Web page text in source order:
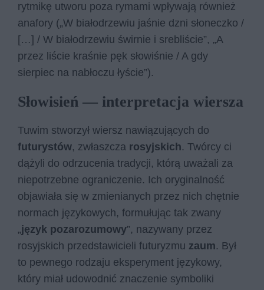
rytmikę utworu poza rymami wpływają również
anafory („W białodrzewiu jaśnie dzni słoneczko /
[…] / W białodrzewiu świrnie i srebliście”, „A
przez liście kraśnie pęk słowiśnie / A gdy
sierpiec na nabłoczu łyście”).
Słowisień — interpretacja wiersza
Tuwim stworzył wiersz nawiązujących do
futurystów, zwłaszcza rosyjskich. Twórcy ci
dążyli do odrzucenia tradycji, którą uważali za
niepotrzebne ograniczenie. Ich oryginalność
objawiała się w zmienianych przez nich chętnie
normach językowych, formułując tak zwany
„język pozarozumowy”, nazywany przez
rosyjskich przedstawicieli futuryzmu zaum. Był
to pewnego rodzaju eksperyment językowy,
który miał udowodnić znaczenie symboliki